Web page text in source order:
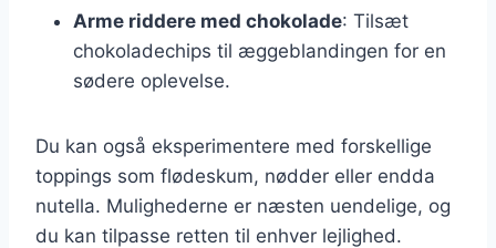
Arme riddere med chokolade: Tilsæt
chokoladechips til æggeblandingen for en
sødere oplevelse.
Du kan også eksperimentere med forskellige
toppings som flødeskum, nødder eller endda
nutella. Mulighederne er næsten uendelige, og
du kan tilpasse retten til enhver lejlighed.